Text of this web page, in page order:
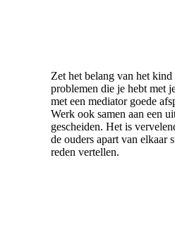
Zet het belang van het
problemen die je hebt met
met een mediator goede
Werk ook samen aan een
gescheiden. Het is
de ouders apart van elkaar
reden vertellen.